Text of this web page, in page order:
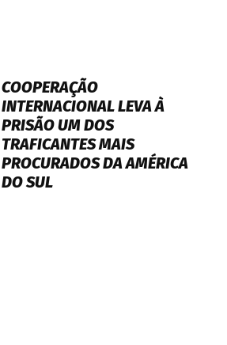
COOPERAÇÃO
INTERNACIONAL LEVA À
PRISÃO UM DOS
TRAFICANTES MAIS
PROCURADOS DA AMÉRICA
DO SUL